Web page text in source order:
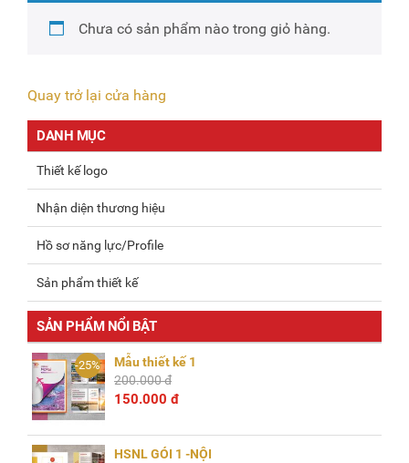
Chưa có sản phẩm nào trong giỏ hàng.
Quay trở lại cửa hàng
DANH MỤC
Thiết kế logo
Nhận diện thương hiệu
Hồ sơ năng lực/Profile
Sản phẩm thiết kế
SẢN PHẨM NỔI BẬT
-25%
Mẫu thiết kế 1
200.000 đ
150.000 đ
HSNL GÓI 1 -NỘI